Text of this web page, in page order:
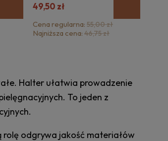
49,50 zł
Cena regularna:55,00 zł
Najniższa cena:46,75 zł
Halter ułatwia prowadzenie
To jeden z
odgrywa jakość materiałów